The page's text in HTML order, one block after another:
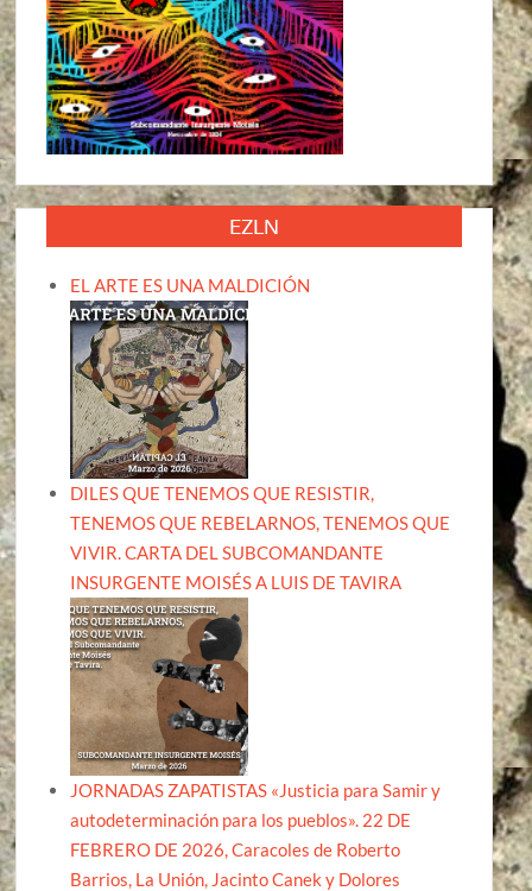
EZLN
EL ARTE ES UNA MALDICIÓN
DILES QUE TENEMOS QUE RESISTIR,
TENEMOS QUE REBELARNOS, TENEMOS QUE
VIVIR. CARTA DEL SUBCOMANDANTE
INSURGENTE MOISÉS A LUIS DE TAVIRA
JORNADAS ZAPATISTAS «Justicia para Samir y
autodeterminación para los pueblos». 22 DE
FEBRERO DE 2026, Caracoles de Roberto
Barrios, La Unión, Jacinto Canek y Dolores